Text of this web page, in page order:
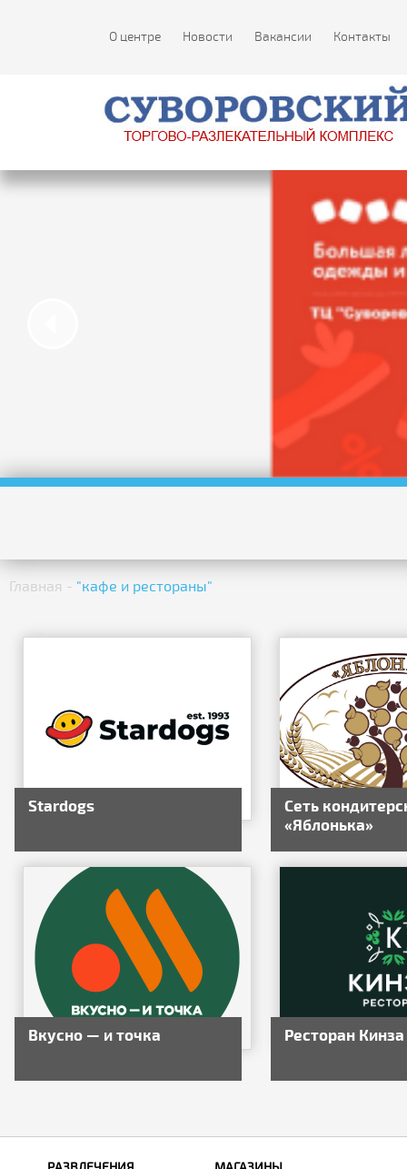
О центре Новости Вакансии Контакты
Главная - "кафе и рестораны"
Stardogs
Сеть
«Яблонька»
Вкусно — и точка Ресторан Кинза